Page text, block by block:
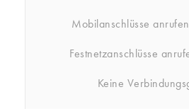
Mobilanschlüsse anrufen
Festnetzanschlüsse
Keine